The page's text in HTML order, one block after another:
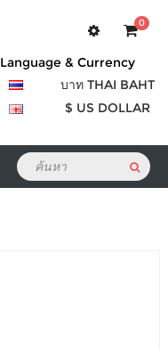
0
Language & Currency
บาท THAI BAHT
$ US DOLLAR